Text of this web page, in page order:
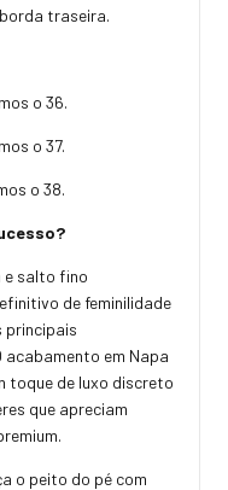
traseira.
o 36.
o 37.
o 38.
e salto fino
de feminilidade
principais
acabamento em Napa
toque de luxo discreto
que apreciam
o peito do pé com